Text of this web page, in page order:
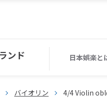
ンド 日本娯楽と
バイオリン 4/4 Violin